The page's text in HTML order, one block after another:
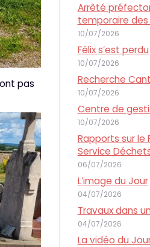
pas
Arrêté
temporaire des
10/07/2026
Félix s’est perdu
10/07/2026
Recherche
10/07/2026
Centre de
10/07/2026
Rapports sur le
Service
06/07/2026
L’image du Jour
04/07/2026
Travaux dans
04/07/2026
La vidéo du